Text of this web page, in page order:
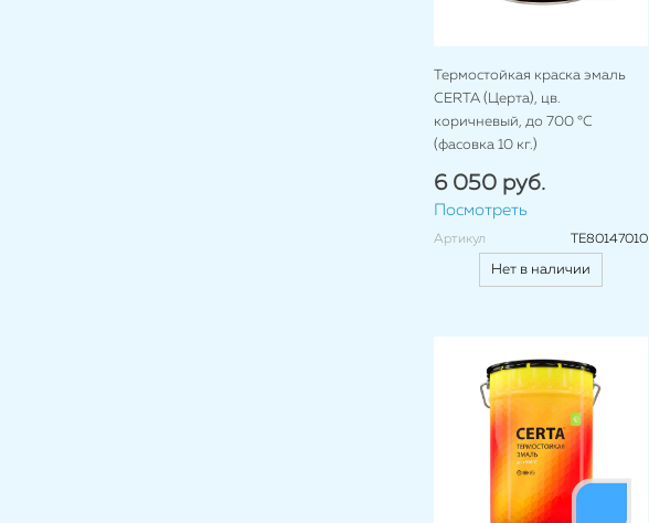
Термостойкая краска эмаль
CERTA (Церта), цв.
коричневый, до 700 °C
(фасовка 10 кг.)
6 050 руб.
Посмотреть
Артикул TE80147010
Нет в наличии